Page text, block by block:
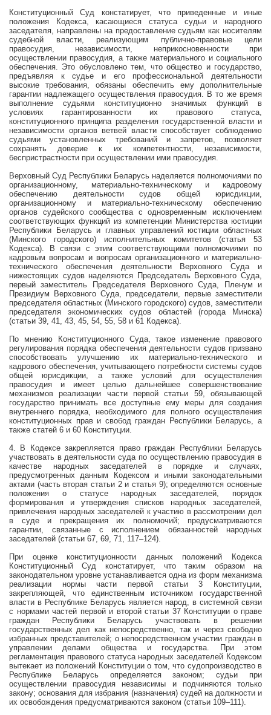
Конституционный Суд констатирует, что приведенные и иные
положения Кодекса, касающиеся статуса судьи и народного
заседателя, направлены на предоставление судьям как носителям
судебной власти, реализующим публично-правовые цели
правосудия, независимости, неприкосновенности при
осуществлении правосудия, а также материального и социального
обеспечения. Это обусловлено тем, что общество и государство,
предъявляя к судье и его профессиональной деятельности
высокие требования, обязаны обеспечить ему дополнительные
гарантии надлежащего осуществления правосудия. В то же время
выполнение судьями конституционно значимых функций в
условиях гарантированности их правового статуса,
конституционного принципа разделения государственной власти и
независимости органов ветвей власти способствует соблюдению
судьями установленных требований и запретов, позволяет
сохранять доверие к их компетентности, независимости,
беспристрастности при осуществлении ими правосудия.
Верховный Суд Республики Беларусь наделяется полномочиями по
организационному, материально-техническому и кадровому
обеспечению деятельности судов общей юрисдикции,
организационному и материально-техническому обеспечению
органов судейского сообщества с одновременным исключением
соответствующих функций из компетенции Министерства юстиции
Республики Беларусь и главных управлений юстиции областных
(Минского городского) исполнительных комитетов (статья 53
Кодекса). В связи с этим соответствующими полномочиями по
кадровым вопросам и вопросам организационного и материально-
технического обеспечения деятельности Верховного Суда и
нижестоящих судов наделяются Председатель Верховного Суда,
первый заместитель Председателя Верховного Суда, Пленум и
Президиум Верховного Суда, председатели, первые заместители
председателя областных (Минского городского) судов, заместители
председателя экономических судов областей (города Минска)
(статьи 39, 41, 43, 45, 54, 55, 58 и 61 Кодекса).
По мнению Конституционного Суда, такое изменение правового
регулирования порядка обеспечения деятельности судов призвано
способствовать улучшению их материально-технического и
кадрового обеспечения, учитывающего потребности системы судов
общей юрисдикции, а также условий для осуществления
правосудия и имеет целью дальнейшее совершенствование
механизмов реализации части первой статьи 59, обязывающей
государство принимать все доступные ему меры для создания
внутреннего порядка, необходимого для полного осуществления
конституционных прав и свобод граждан Республики Беларусь, а
также статей 6 и 60 Конституции.
4. В Кодексе закрепляется право граждан Республики Беларусь
участвовать в деятельности суда по осуществлению правосудия в
качестве народных заседателей в порядке и случаях,
предусмотренных данным Кодексом и иными законодательными
актами (часть вторая статьи 2 и статья 9); определяются основные
положения о статусе народных заседателей, порядок
формирования и утверждения списков народных заседателей,
привлечения народных заседателей к участию в рассмотрении дел
в суде и прекращения их полномочий; предусматриваются
гарантии, связанные с исполнением обязанностей народных
заседателей (статьи 67, 69, 71, 117–124).
При оценке конституционности данных положений Кодекса
Конституционный Суд констатирует, что таким образом на
законодательном уровне устанавливается одна из форм механизма
реализации нормы части первой статьи 3 Конституции,
закрепляющей, что единственным источником государственной
власти в Республике Беларусь является народ, в системной связи
с нормами частей первой и второй статьи 37 Конституции о праве
граждан Республики Беларусь участвовать в решении
государственных дел как непосредственно, так и через свободно
избранных представителей; о непосредственном участии граждан в
управлении делами общества и государства. При этом
регламентация правового статуса народных заседателей Кодексом
вытекает из положений Конституции о том, что судопроизводство в
Республике Беларусь определяется законом; судьи при
осуществлении правосудия независимы и подчиняются только
закону; основания для избрания (назначения) судей на должности и
их освобождения предусматриваются законом (статьи 109–111).